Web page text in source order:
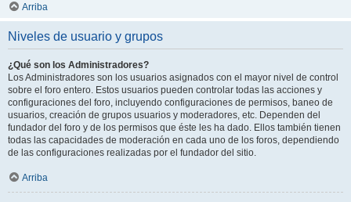
Arriba
Niveles de usuario y grupos
¿Qué son los Administradores?
Los Administradores son los usuarios asignados con el mayor nivel de control
sobre el foro entero. Estos usuarios pueden controlar todas las acciones y
configuraciones del foro, incluyendo configuraciones de permisos, baneo de
usuarios, creación de grupos usuarios y moderadores, etc. Dependen del
fundador del foro y de los permisos que éste les ha dado. Ellos también tienen
todas las capacidades de moderación en cada uno de los foros, dependiendo
de las configuraciones realizadas por el fundador del sitio.
Arriba